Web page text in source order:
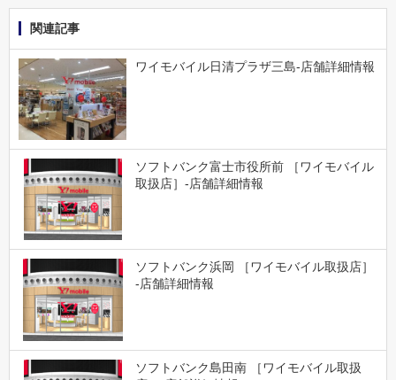
関連記事
ワイモバイル日清プラザ三島-店舗詳細情報
ソフトバンク富士市役所前 ［ワイモバイル
取扱店］-店舗詳細情報
ソフトバンク浜岡 ［ワイモバイル取扱店］
-店舗詳細情報
ソフトバンク島田南 ［ワイモバイル取扱